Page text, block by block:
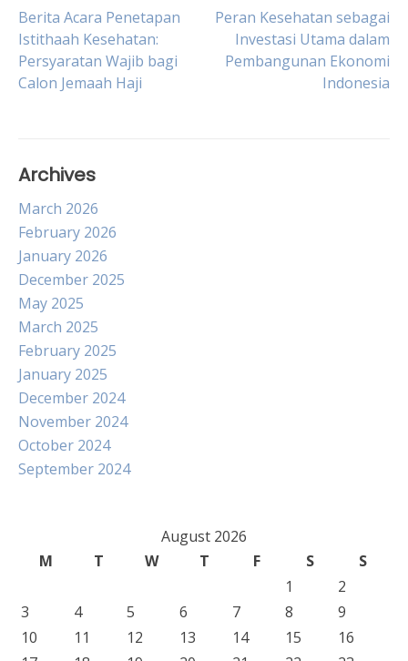
Post
navigation
Berita Acara Penetapan
Istithaah Kesehatan:
Persyaratan Wajib bagi
Calon Jemaah Haji
Peran Kesehatan sebagai
Investasi Utama dalam
Pembangunan Ekonomi
Indonesia
Archives
March 2026
February 2026
January 2026
December 2025
May 2025
March 2025
February 2025
January 2025
December 2024
November 2024
October 2024
September 2024
August 2026
M
T W T F S
S
1
2
3
4 5 6 7 8
9
10
11 12 13 14 15
16